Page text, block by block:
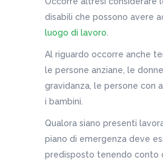
disabili che possono avere
luogo di lavoro
Al riguardo occorre anche
le persone anziane, le
gravidanza, le persone con
i bambini.
Qualora siano presenti
piano di emergenza deve
predisposto tenendo conto